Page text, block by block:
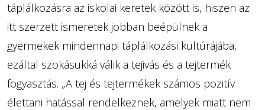
táplálkozásra az iskolai keretek között is, hiszen az
itt szerzett ismeretek jobban beépülnek a
gyermekek mindennapi táplálkozási kultúrájába,
ezáltal szokásukká válik a tejivás és a tejtermék
fogyasztás. „A tej és tejtermékek számos pozitív
élettani hatással rendelkeznek, amelyek miatt nem